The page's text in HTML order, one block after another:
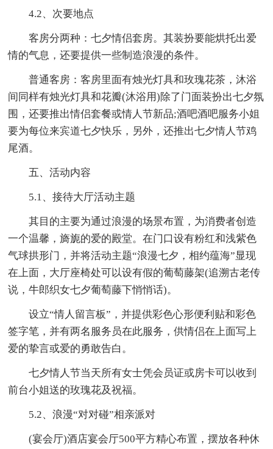
4.2、次要地点
客房分两种：七夕情侣套房。其装扮要能烘托出爱
情的气息，还要提供一些制造浪漫的条件。
普通客房：客房里面有烛光灯具和玫瑰花茶，沐浴
间同样有烛光灯具和花瓣(沐浴用)除了门面装扮出七夕氛
围，还要推出情侣套餐或情人节新品;酒吧酒吧服务小姐
要为每位来宾道七夕快乐，另外，还推出七夕情人节鸡
尾酒。
五、活动内容
5.1、接待大厅活动主题
其目的主要为通过浪漫的场景布置，为消费者创造
一个温馨，旖旎的爱的殿堂。在门口设有粉红和浅紫色
气球拱形门，并将活动主题“浪漫七夕，相约蕴海”显现
在上面，大厅座椅处可以设有假的葡萄藤架(追溯古老传
说，牛郎织女七夕葡萄藤下悄悄话)。
设立“情人留言板”，并提供彩色心形便利贴和彩色
签字笔，并有两名服务员在此服务，供情侣在上面写上
爱的挚言或爱的勇敢告白。
七夕情人节当天所有女士凭会员证或房卡可以收到
前台小姐送的玫瑰花及祝福。
5.2、浪漫“对对碰”相亲派对
(宴会厅)酒店宴会厅500平方精心布置，摆放各种休